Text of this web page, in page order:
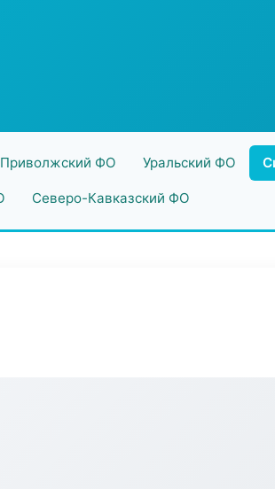
Приволжский ФО Уральский ФО
Северо-Кавказский ФО